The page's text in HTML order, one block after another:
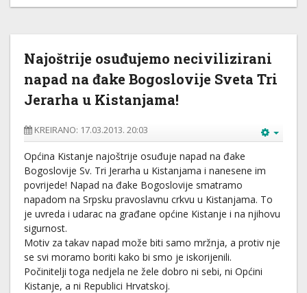
Najoštrije osuđujemo necivilizirani
napad na đake Bogoslovije Sveta Tri
Jerarha u Kistanjama!
KREIRANO: 17.03.2013. 20:03
Općina Kistanje najoštrije osuđuje napad na đake
Bogoslovije Sv. Tri Jerarha u Kistanjama i nanesene im
povrijede! Napad na đake Bogoslovije smatramo
napadom na Srpsku pravoslavnu crkvu u Kistanjama. To
je uvreda i udarac na građane općine Kistanje i na njihovu
sigurnost.
Motiv za takav napad može biti samo mržnja, a protiv nje
se svi moramo boriti kako bi smo je iskorijenili.
Počinitelji toga nedjela ne žele dobro ni sebi, ni Općini
Kistanje, a ni Republici Hrvatskoj.